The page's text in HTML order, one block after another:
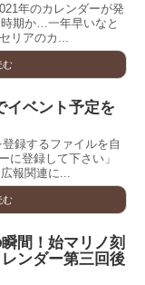
年のカレンダーが発
期か…一年早いなと
リアのカ...
む
イベント予定を
録するファイルを自
に登録して下さい」
報関連に...
む
間！始マリノ刻
ンダー第三回後